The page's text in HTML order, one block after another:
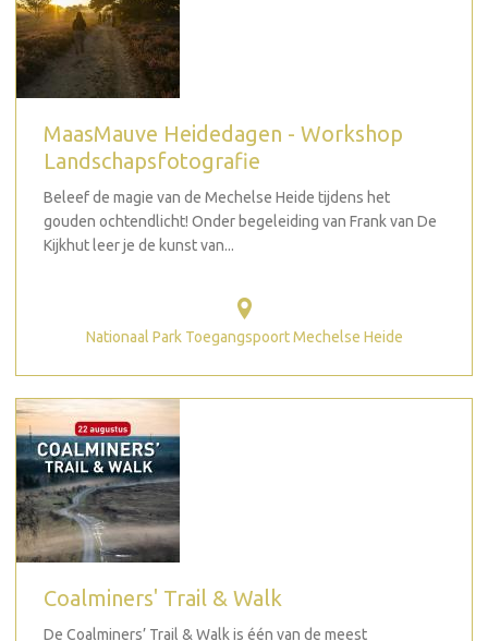
MaasMauve Heidedagen - Workshop
Landschapsfotografie
Beleef de magie van de Mechelse Heide tijdens het
gouden ochtendlicht! Onder begeleiding van Frank van De
Kijkhut leer je de kunst van...
Nationaal Park Toegangspoort Mechelse Heide
Coalminers' Trail & Walk
De Coalminers’ Trail & Walk is één van de meest